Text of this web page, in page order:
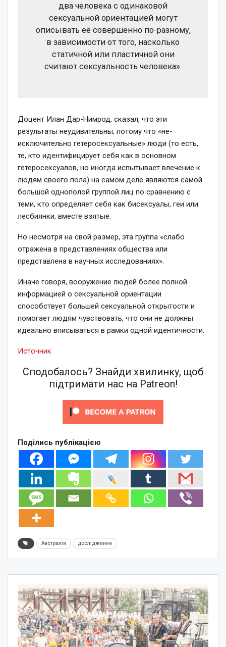
два человека с одинаковой
сексуальной ориентацией могут
описывать её совершенно по-разному,
в зависимости от того, насколько
статичной или пластичной они
считают сексуальность человека».
Доцент Илан Дар-Нимрод, сказал, что эти
результаты неудивительны, потому что «не-
исключительно гетеросексуальные» люди (то есть,
те, кто идентифицирует себя как в основном
гетеросексуалов, но иногда испытывает влечение к
людям своего пола) на самом деле являются самой
большой однополой группой лиц по сравнению с
теми, кто определяет себя как бисексуалы, геи или
лесбиянки, вместе взятые.
Но несмотря на свой размер, эта группа «слабо
отражена в представлениях общества или
представлена в научных исследованиях».
Иначе говоря, вооружение людей более полной
информацией о сексуальной ориентации
способствует большей сексуальной открытости и
помогает людям чувствовать, что они не должны
идеально вписываться в рамки одной идентичности.
Источник
Сподобалось? Знайди хвилинку, щоб
підтримати нас на Patreon!
Поділись публікацією
Австралія дослідження